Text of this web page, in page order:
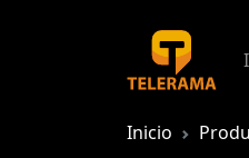
Inicio